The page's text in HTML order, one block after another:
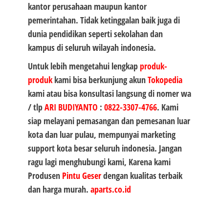
kantor perusahaan maupun kantor
pemerintahan. Tidak ketinggalan baik juga di
dunia pendidikan seperti sekolahan dan
kampus di seluruh wilayah indonesia.
Untuk lebih mengetahui lengkap produk-
produkkami bisa berkunjung akunTokopedia
kami atau bisa konsultasi langsung di nomer wa
/ tlpARI BUDIYANTO : 0822-3307-4766. Kami
siap melayani pemasangan dan pemesanan luar
kota dan luar pulau, mempunyai marketing
support kota besar seluruh indonesia. Jangan
ragu lagi menghubungi kami, Karena kami
Produsen Pintu Geserdengan kualitas terbaik
dan harga murah. aparts.co.id